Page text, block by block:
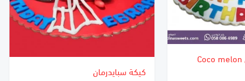
كيكة كوكو ميلون Coco melon
كيكة سبايدرمان